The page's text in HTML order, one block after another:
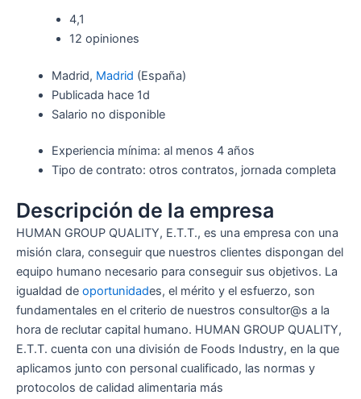
4,1
12 opiniones
Madrid, Madrid (España)
Publicada hace 1d
Salario no disponible
Experiencia mínima: al menos 4 años
Tipo de contrato: otros contratos, jornada completa
Descripción de la empresa
HUMAN GROUP QUALITY, E.T.T., es una empresa con una
misión clara, conseguir que nuestros clientes dispongan del
equipo humano necesario para conseguir sus objetivos. La
igualdad de oportunidades, el mérito y el esfuerzo, son
fundamentales en el criterio de nuestros consultor@s a la
hora de reclutar capital humano. HUMAN GROUP QUALITY,
E.T.T. cuenta con una división de Foods Industry, en la que
aplicamos junto con personal cualificado, las normas y
protocolos de calidad alimentaria más